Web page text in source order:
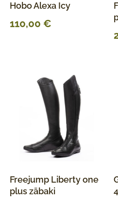
Hobo Alexa Icy
110,00 €
Freejump Liberty one
plus zābaki